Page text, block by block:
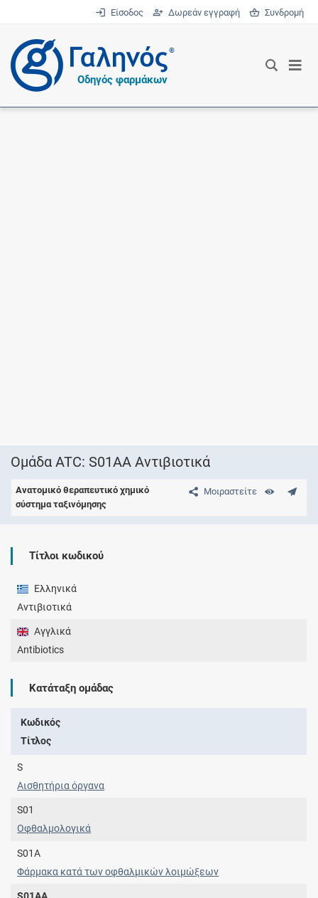
Είσοδος Δωρεάν εγγραφή Συνδρομή
®
Οδηγός φαρμάκων
Ομάδα ATC: S01AA Αντιβιοτικά
Μοιραστείτε
Ανατομικό θεραπευτικό χημικό
σύστημα ταξινόμησης
Τίτλοι κωδικού
Ελληνικά
Αντιβιοτικά
Αγγλικά
Antibiotics
Κατάταξη ομάδας
Κωδικός
Τίτλος
S
Αισθητήρια όργανα
S01
Οφθαλμολογικά
S01A
Φάρμακα κατά των οφθαλμικών λοιμώξεων